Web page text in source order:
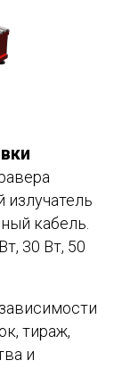
излучатель
кабель.
30 Вт, 50
тираж,
и